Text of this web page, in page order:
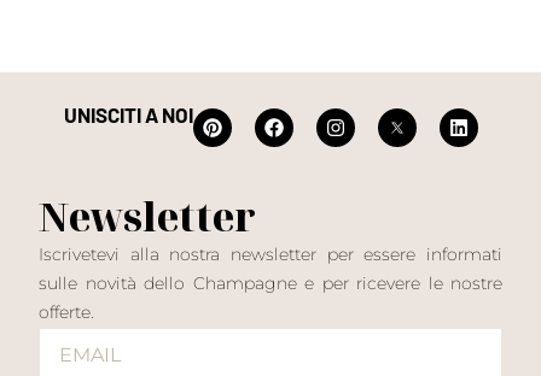
UNISCITI A NOI
Newsletter
Iscrivetevi alla nostra newsletter per essere informati
sulle novità dello Champagne e per ricevere le nostre
offerte.